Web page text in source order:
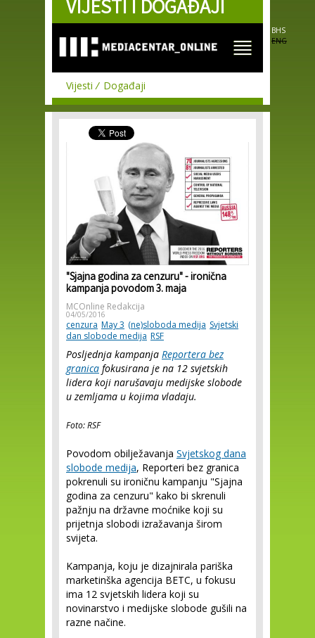
Skip to
main
VIJESTI I DOGAĐAJI
BHS
ENG
Vijesti Događaji
"Sjajna godina za cenzuru" - ironična
kampanja povodom 3. maja
MCOnline Redakcija
04/05/2016
cenzura May 3 (ne)sloboda medija Svjetski
dan slobode medija RSF
Posljednja kampanja Reportera bez
granica fokusirana je na 12 svjetskih
lidera koji narušavaju medijske slobode
u zemljama u kojima vladaju.
Foto: RSF
Povodom obilježavanja Svjetskog dana
slobode medija, Reporteri bez granica
pokrenuli su ironičnu kampanju "Sjajna
godina za cenzuru" kako bi skrenuli
pažnju na državne moćnike koji su
prijetnja slobodi izražavanja širom
svijeta.
Kampanja, koju je dizajnirala pariška
marketinška agencija BETC, u fokusu
ima 12 svjetskih lidera koji su
novinarstvo i medijske slobode gušili na
razne načine.